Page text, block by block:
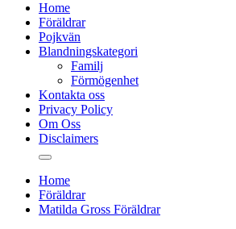
Home
Föräldrar
Pojkvän
Blandningskategori
Familj
Förmögenhet
Kontakta oss
Privacy Policy
Om Oss
Disclaimers
Home
Föräldrar
Matilda Gross Föräldrar